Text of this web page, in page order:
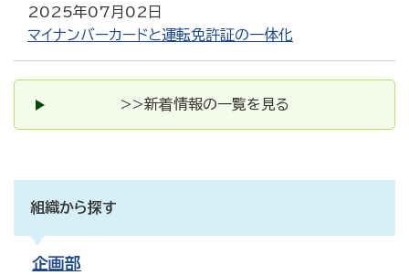
2025年07月02日
マイナンバーカードと運転免許証の一体化
>>新着情報の一覧を見る
組織から探す
企画部